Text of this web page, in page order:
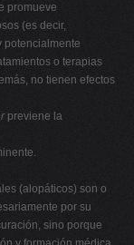
promueve
(es decir,
potencialmente
o terapias
no tienen efectos
previene la
(alopáticos) son o
por su
sino porque